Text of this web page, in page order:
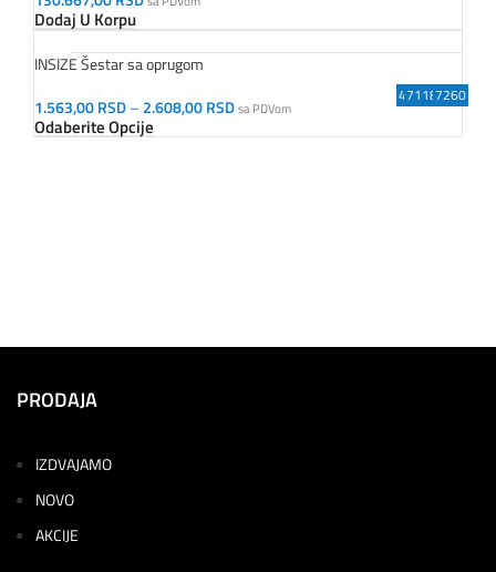
7114
65619
1280
7240
7241-300
4180-1000
Dodaj U Korpu
7118-900
INSIZE Šestar sa oprugom
1.563,00RSD– 2.608,00RSDsa PDVom
Odaberite Opcije
7260
PRODAJA
IZDVAJAMO
NOVO
AKCIJE